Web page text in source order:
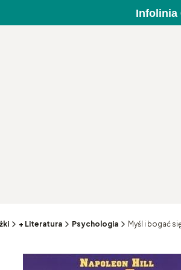
Infolinia
+ Literatura Psychologia Myśl i bogać